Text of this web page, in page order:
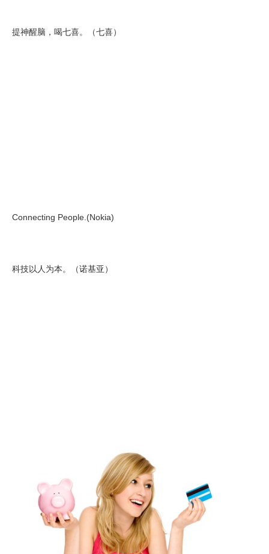
提神醒脑，喝七喜。（七喜）
Connecting People.(Nokia)
科技以人为本。（诺基亚）